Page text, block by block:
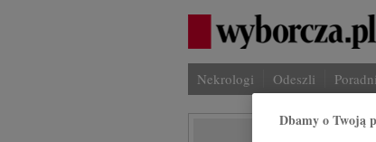
Nekrologi Odeszli
Dbamy o Twoją